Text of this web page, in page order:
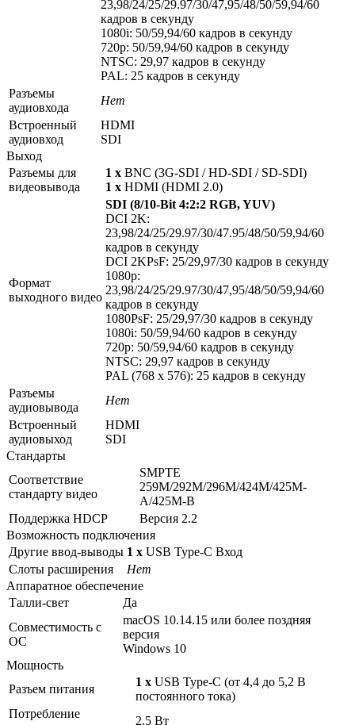
23,98/24/25/29.97/30/47,95/48/50/59,94/60
кадров в секунду
1080i: 50/59,94/60 кадров в секунду
720p: 50/59,94/60 кадров в секунду
NTSC: 29,97 кадров в секунду
PAL: 25 кадров в секунду
Разъемы
аудиовхода
Нет
Встроенный
аудиовход
HDMI
SDI
Выход
Разъемы для
видеовывода
1 х BNC (3G-SDI / HD-SDI / SD-SDI)
1 х HDMI (HDMI 2.0)
Формат
выходного видео
SDI (8/10-Bit 4:2:2 RGB, YUV)
DCI 2K:
23,98/24/25/29.97/30/47.95/48/50/59,94/60
кадров в секунду
DCI 2KPsF: 25/29,97/30 кадров в секунду
1080p:
23,98/24/25/29.97/30/47,95/48/50/59,94/60
кадров в секунду
1080PsF: 25/29,97/30 кадров в секунду
1080i: 50/59,94/60 кадров в секунду
720p: 50/59,94/60 кадров в секунду
NTSC: 29,97 кадров в секунду
PAL (768 x 576): 25 кадров в секунду
Разъемы
аудиовывода
Нет
Встроенный
аудиовыход
HDMI
SDI
Стандарты
Соответствие
стандарту видео
SMPTE
259M/292M/296M/424M/425M-
A/425M-B
Поддержка HDCP
Версия 2.2
Возможность подключения
Другие ввод-выводы 1 x USB Type-C Вход
Слоты расширения
Нет
Аппаратное обеспечение
Талли-свет
Да
Совместимость с
ОС
macOS 10.14.15 или более поздняя
версия
Windows 10
Мощность
Разъем питания
1 x USB Type-C (от 4,4 до 5,2 В
постоянного тока)
Потребление
2,5 Вт